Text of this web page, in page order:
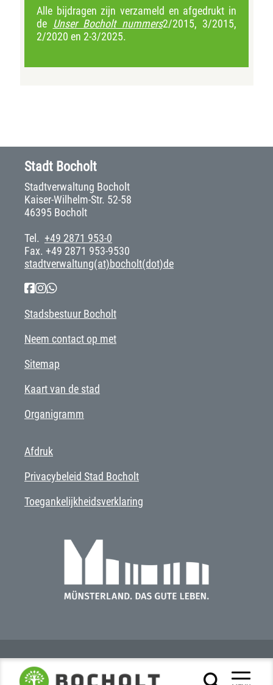
Alle bijdragen zijn verzameld en afgedrukt in
de Unser Bocholt nummers2/2015, 3/2015,
2/2020 en 2-3/2025.
Stadt Bocholt
Stadtverwaltung Bocholt
Kaiser-Wilhelm-Str. 52-58
46395 Bocholt
Tel. +49 2871 953-0
Fax. +49 2871 953-9530
stadtverwaltung(at)bocholt(dot)de
Stadsbestuur Bocholt
Neem contact op met
Sitemap
Kaart van de stad
Organigramm
Afdruk
Privacybeleid Stad Bocholt
Toegankelijkheidsverklaring